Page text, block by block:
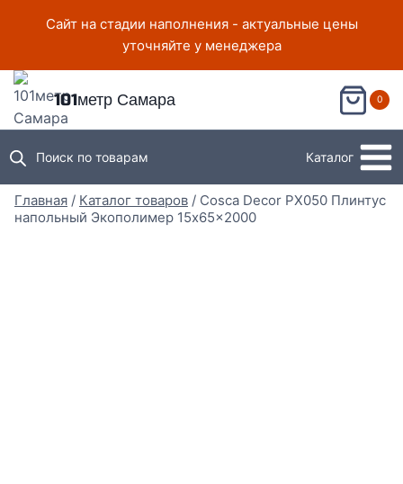
Сайт на стадии наполнения - актуальные цены
уточняйте у менеджера
101метр Самара 0
Поиск по товарам Каталог
Главная / Каталог товаров / Cosca Decor PX050 Плинтус
напольный Экополимер 15x65x2000